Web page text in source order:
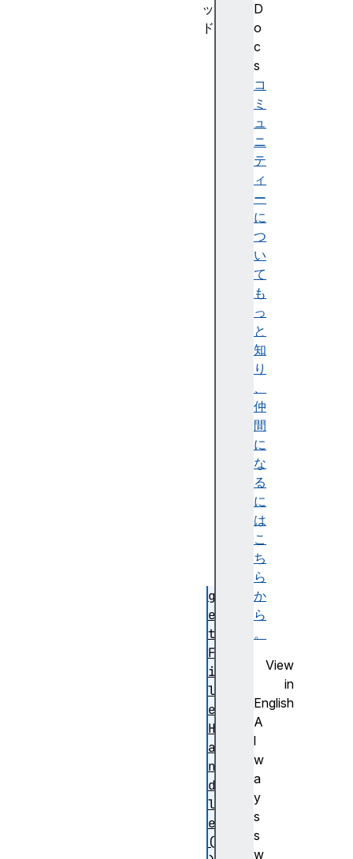
D
o
c
s
コ
ミ
ュ
ニ
テ
ィ
ー
に
つ
い
て
も
っ
と
知
り
、
仲
間
に
な
る
に
は
こ
ち
ら
か
ら
。
View
in
English
A
l
w
a
y
s
s
w
ッ
ド
g
e
t
F
i
l
e
H
a
n
d
l
e
(